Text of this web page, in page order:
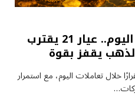
أسعار الذهب في مصر اليوم.. عيار 21 يقترب
تعاملات اليوم، مع استمرار